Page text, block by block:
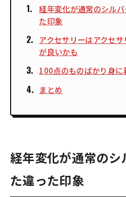
経年変化が通常のシル
た印象
アクセサリーはアクセ
が良いかも
100点のものばかり身に
まとめ
経年変化が通常のシ
た違った印象